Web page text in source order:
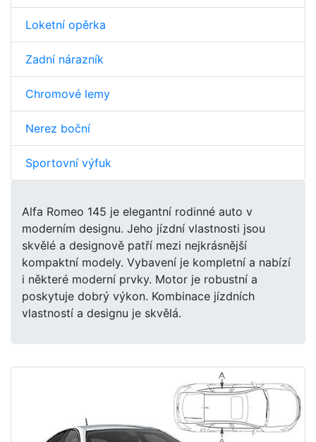
Loketní opěrka
Zadní nárazník
Chromové lemy
Nerez boční
Sportovní výfuk
Alfa Romeo 145 je elegantní rodinné auto v
moderním designu. Jeho jízdní vlastnosti jsou
skvělé a designově patří mezi nejkrásnější
kompaktní modely. Vybavení je kompletní a nabízí
i některé moderní prvky. Motor je robustní a
poskytuje dobrý výkon. Kombinace jízdních
vlastností a designu je skvělá.